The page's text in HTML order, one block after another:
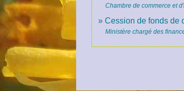
Chambre de commerce et
Cession de fonds de
Ministère chargé des